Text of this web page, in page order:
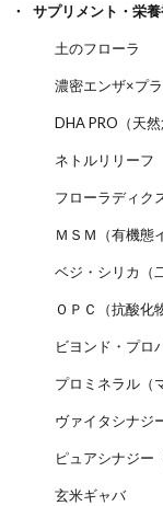
サプリメント・栄
土のフローラ
濃密エンザ×プ
DHA PRO（天然
ネトルリリーフ
フローラディク
ＭＳＭ（有機態
ベジ・シリカ（
ＯＰＣ（抗酸化
ビヨンド・プロ
プロミネラル（
ヴァイタシナジ
ピュアシナジー
玄米ギャバ